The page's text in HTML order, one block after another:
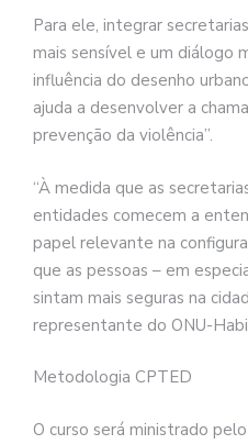
Para ele, integrar
mais sensível e um diálogo
influência do desenho
ajuda a desenvolver a
prevenção da violência”.
“À medida que as
entidades comecem a
papel relevante na
que as pessoas – em
sintam mais seguras na
representante do ONU-
Metodologia CPTED
O curso será ministrado